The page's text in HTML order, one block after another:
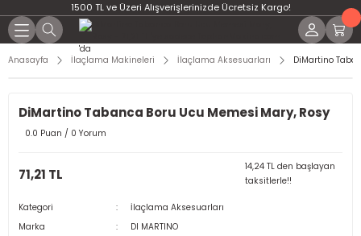
1500 TL ve Üzeri Alışverişlerinizde Ücretsiz Kargo!
Anasayfa İlaçlama Makineleri İlaçlama Aksesuarları DiMartino
DiMartino Tabanca Boru Ucu Memesi Mary, Rosy
0.0 Puan / 0 Yorum
71,21 TL
14,24 TL den başlayan
taksitlerle!!
Kategori
İlaçlama Aksesuarları
Marka
DI MARTINO